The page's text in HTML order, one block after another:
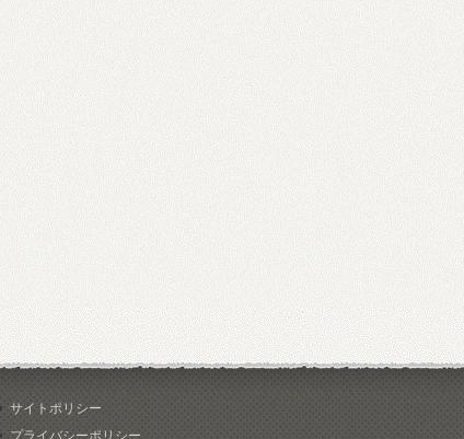
サイトポリシー
プライバシーポリシー